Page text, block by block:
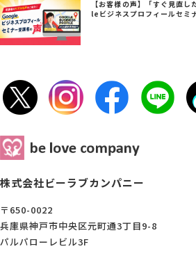
【お客様の声】「すぐ見直
leビジネスプロフィールセミ
株式会社ビーラブカンパニー
〒650-0022
兵庫県神戸市中央区元町通3丁目9-8
パルパローレビル3F